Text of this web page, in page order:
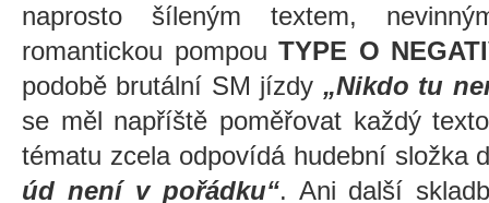
naprosto šíleným textem,
romantickou pompou TYPE O
podobě brutální SM jízdy „Nikdo tu
se měl napříště poměřovat každý
tématu zcela odpovídá hudební složka
úd není v pořádku“. Ani další